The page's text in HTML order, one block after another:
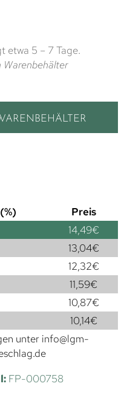
etwa 5 – 7 Tage.
Warenbehälter
Preis
14,49€
13,04€
12,32€
11,59€
10,87€
10,14€
unter info@lgm-
FP-000758